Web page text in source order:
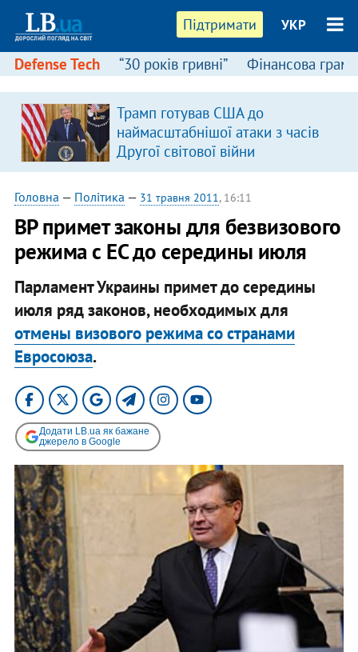
Підтримати УКР
Defense Tech “30 років гривні” Фінансова
Трамп готував США до
наймасштабнішої атаки з часів
Другої світової війни
Головна — Політика — 31 травня 2011, 16:11
ВР примет законы для безвизового
режима с ЕС до середины июля
Парламент Украины примет до середины
июля ряд законов, необходимых для
отмены визового режима со странами
Евросоюза.
Додати LB.ua як бажане
джерело в Google